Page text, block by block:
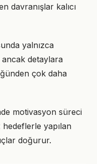
davranışlar kalıcı
yalnızca
detaylara
çok daha
motivasyon süreci
yapılan
doğurur.